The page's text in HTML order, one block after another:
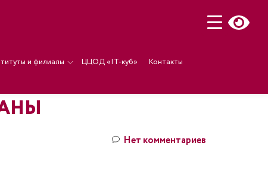
и филиалы ЦЦОД «IT-куб»
Контакты
Нет комментариев